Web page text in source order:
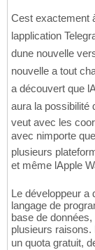
Cest exactement
lapplication
dune nouvelle
nouvelle a tout
a découvert que
aura la possibilité
veut avec les
avec nimporte
plusieurs
et même lApple
Le développeur a
langage de
base de
plusieurs
un quota gratuit,